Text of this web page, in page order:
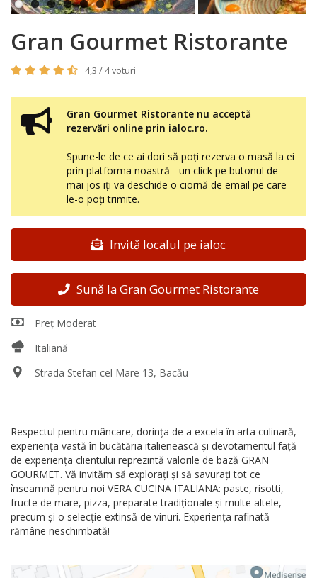
Gran Gourmet Ristorante
4,3 / 4 voturi
Gran Gourmet Ristorante nu acceptă
rezervări online prin ialoc.ro.
Spune-le de ce ai dori să poți rezerva o masă la ei
prin platforma noastră - un click pe butonul de
mai jos iți va deschide o ciornă de email pe care
le-o poți trimite.
Invită localul pe ialoc
Sună la Gran Gourmet Ristorante
Preț Moderat
Italiană
Strada Stefan cel Mare 13, Bacău
Respectul pentru mâncare, dorința de a excela în arta culinară,
experiența vastă în bucătăria italienească și devotamentul față
de experiența clientului reprezintă valorile de bază GRAN
GOURMET. Vă invităm să explorați și să savurați tot ce
înseamnă pentru noi VERA CUCINA ITALIANA: paste, risotti,
fructe de mare, pizza, preparate tradiționale și multe altele,
precum și o selecție extinsă de vinuri. Experiența rafinată
rămâne neschimbată!